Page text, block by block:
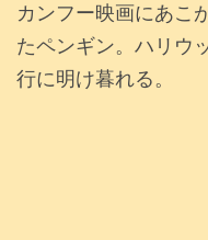
カンフー映画にあこ
たペンギン。ハリウ
行に明け暮れる。